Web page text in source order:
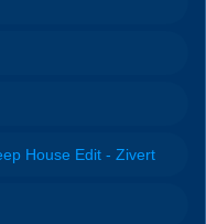
House Edit - Zivert